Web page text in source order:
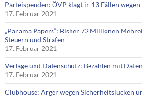
Parteispenden: ÖVP klagt in 13 Fällen wegen
17. Februar 2021
„Panama Papers“: Bisher 72 Millionen
Steuern und Strafen
17. Februar 2021
Verlage und Datenschutz: Bezahlen mit Daten
17. Februar 2021
Clubhouse: Ärger wegen Sicherheitslücken